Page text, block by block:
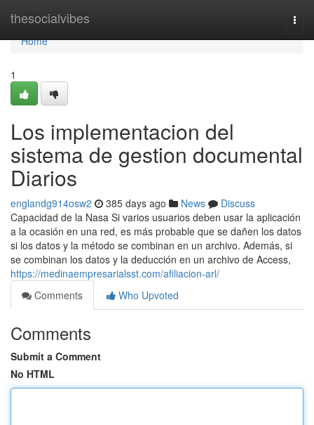
thesocialvibes
Home
Home
1
Los implementacion del
sistema de gestion documental
Diarios
englandg914osw2 385 days ago News
Discuss
Capacidad de la Nasa Si varios usuarios deben usar la aplicación
a la ocasión en una red, es más probable que se dañen los datos
si los datos y la método se combinan en un archivo. Además, si
se combinan los datos y la deducción en un archivo de Access,
https://medinaempresarialsst.com/afiliacion-arl/
Comments
Who Upvoted
Comments
Submit a Comment
No HTML